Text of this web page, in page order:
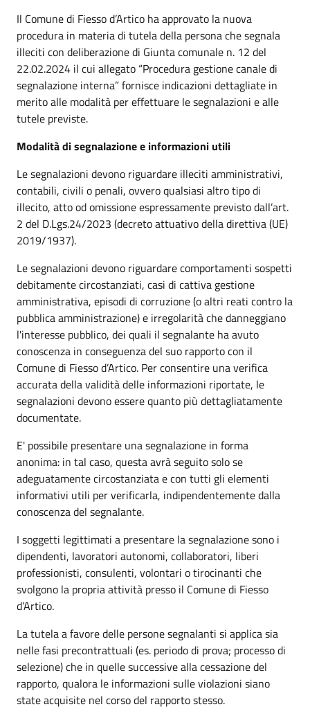
Il Comune di Fiesso d’Artico ha approvato la nuova
procedura in materia di tutela della persona che segnala
illeciti con deliberazione di Giunta comunale n. 12 del
22.02.2024 il cui allegato “Procedura gestione canale di
segnalazione interna” fornisce indicazioni dettagliate in
merito alle modalità per effettuare le segnalazioni e alle
tutele previste.
Modalità di segnalazione e informazioni utili
Le segnalazioni devono riguardare illeciti amministrativi,
contabili, civili o penali, ovvero qualsiasi altro tipo di
illecito, atto od omissione espressamente previsto dall’art.
2 del D.Lgs.24/2023 (decreto attuativo della direttiva (UE)
2019/1937).
Le segnalazioni devono riguardare comportamenti sospetti
debitamente circostanziati, casi di cattiva gestione
amministrativa, episodi di corruzione (o altri reati contro la
pubblica amministrazione) e irregolarità che danneggiano
l'interesse pubblico, dei quali il segnalante ha avuto
conoscenza in conseguenza del suo rapporto con il
Comune di Fiesso d’Artico. Per consentire una verifica
accurata della validità delle informazioni riportate, le
segnalazioni devono essere quanto più dettagliatamente
documentate.
E' possibile presentare una segnalazione in forma
anonima: in tal caso, questa avrà seguito solo se
adeguatamente circostanziata e con tutti gli elementi
informativi utili per verificarla, indipendentemente dalla
conoscenza del segnalante.
I soggetti legittimati a presentare la segnalazione sono i
dipendenti, lavoratori autonomi, collaboratori, liberi
professionisti, consulenti, volontari o tirocinanti che
svolgono la propria attività presso il Comune di Fiesso
d’Artico.
La tutela a favore delle persone segnalanti si applica sia
nelle fasi precontrattuali (es. periodo di prova; processo di
selezione) che in quelle successive alla cessazione del
rapporto, qualora le informazioni sulle violazioni siano
state acquisite nel corso del rapporto stesso.